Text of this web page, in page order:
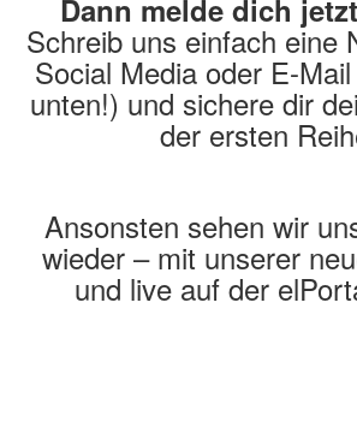
Dann melde dich
Schreib uns einfach eine
Social Media oder E-
unten!) und sichere dir
der ersten
Ansonsten sehen wir
wieder – mit unserer
und live auf der